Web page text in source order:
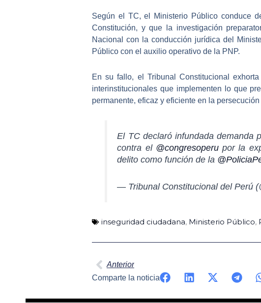
Según el TC,el Ministerio Público conduce
Constitución, y que la investigación
Nacional con la conducción jurídica del
Público con el auxilio operativo de la PNP.
En su fallo, el Tribunal Constitucional
interinstitucionales que implementen lo que
permanente, eficaz y eficiente en la
El TC declaró infundada demanda
contra el @congresoperupor la
delito como función de la
— Tribunal Constitucional del Perú
inseguridad ciudadana, Ministerio Público,
Anterior
Comparte la noticia